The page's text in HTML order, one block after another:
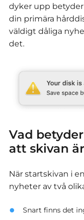
dyker upp
din primära
väldigt dåliga
det.
Vad
att skivan
När startskivan i
nyheter av två
Snart finns det